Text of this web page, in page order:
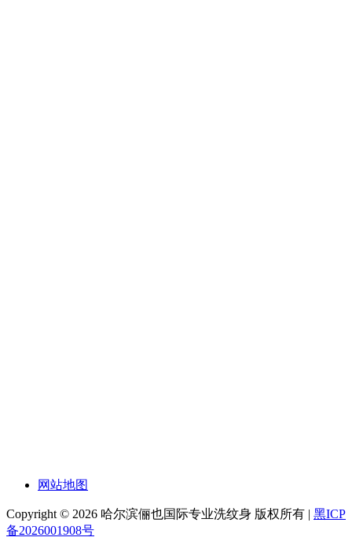
网站地图
Copyright © 2026 哈尔滨俪也国际专业洗纹身 版权所有 | 黑ICP
备2026001908号